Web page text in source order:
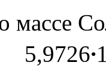
массе
5,9726·